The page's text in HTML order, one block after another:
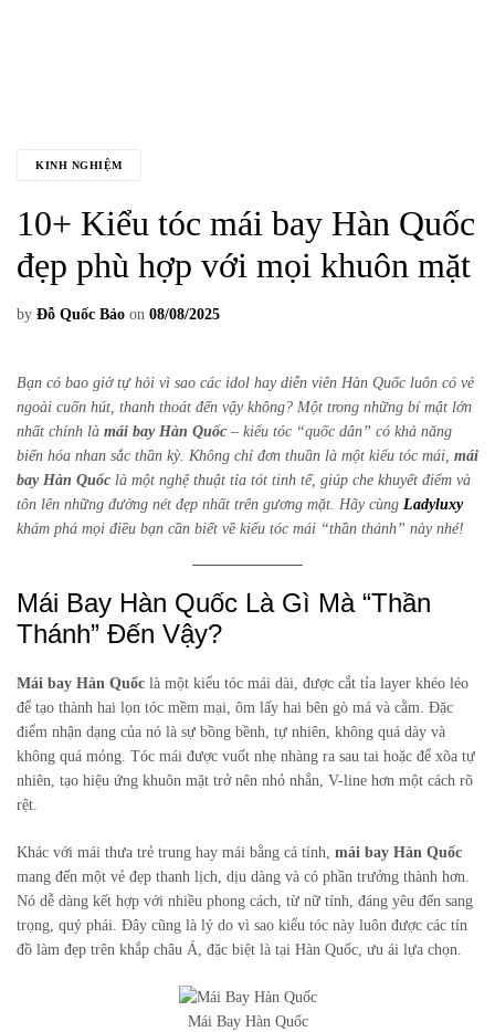
KINH NGHIỆM
10+ Kiểu tóc mái bay Hàn Quốc
đẹp phù hợp với mọi khuôn mặt
by Đỗ Quốc Bảo on 08/08/2025
Bạn có bao giờ tự hỏi vì sao các idol hay diễn viên Hàn Quốc luôn có vẻ
ngoài cuốn hút, thanh thoát đến vậy không? Một trong những bí mật lớn
nhất chính là mái bay Hàn Quốc – kiểu tóc “quốc dân” có khả năng
biến hóa nhan sắc thần kỳ. Không chỉ đơn thuần là một kiểu tóc mái, mái
bay Hàn Quốc là một nghệ thuật tỉa tót tinh tế, giúp che khuyết điểm và
tôn lên những đường nét đẹp nhất trên gương mặt. Hãy cùng Ladyluxy
khám phá mọi điều bạn cần biết về kiểu tóc mái “thần thánh” này nhé!
Mái Bay Hàn Quốc Là Gì Mà “Thần
Thánh” Đến Vậy?
Mái bay Hàn Quốc là một kiểu tóc mái dài, được cắt tỉa layer khéo léo
để tạo thành hai lọn tóc mềm mại, ôm lấy hai bên gò má và cằm. Đặc
điểm nhận dạng của nó là sự bồng bềnh, tự nhiên, không quá dày và
không quá mỏng. Tóc mái được vuốt nhẹ nhàng ra sau tai hoặc để xõa tự
nhiên, tạo hiệu ứng khuôn mặt trở nên nhỏ nhắn, V-line hơn một cách rõ
rệt.
Khác với mái thưa trẻ trung hay mái bằng cá tính, mái bay Hàn Quốc
mang đến một vẻ đẹp thanh lịch, dịu dàng và có phần trưởng thành hơn.
Nó dễ dàng kết hợp với nhiều phong cách, từ nữ tính, đáng yêu đến sang
trọng, quý phái. Đây cũng là lý do vì sao kiểu tóc này luôn được các tín
đồ làm đẹp trên khắp châu Á, đặc biệt là tại Hàn Quốc, ưu ái lựa chọn.
Mái Bay Hàn Quốc